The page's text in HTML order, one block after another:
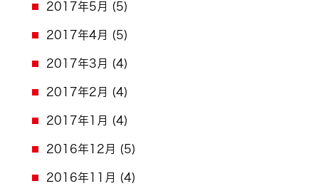
2017年5月 (5)
2017年4月 (5)
2017年3月 (4)
2017年2月 (4)
2017年1月 (4)
2016年12月 (5)
2016年11月 (4)